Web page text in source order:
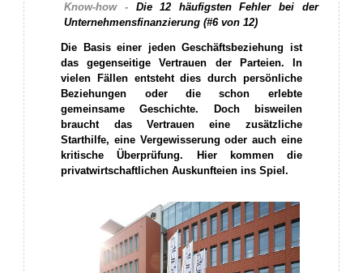
Know-how - Die 12 häufigsten Fehler bei der
Unternehmensfinanzierung (#6 von 12)
Die Basis einer jeden Geschäftsbeziehung ist
das gegenseitige Vertrauen der Parteien. In
vielen Fällen entsteht dies durch persönliche
Beziehungen oder die schon erlebte
gemeinsame Geschichte. Doch bisweilen
braucht das Vertrauen eine zusätzliche
Starthilfe, eine Vergewisserung oder auch eine
kritische Überprüfung. Hier kommen die
privatwirtschaftlichen Auskunfteien ins Spiel.